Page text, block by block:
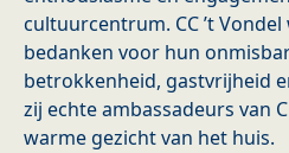
cultuurcentrum. CC ’t
bedanken voor hun
betrokkenheid, gastvrijheid
zij echte ambassadeurs van
warme gezicht van het huis.